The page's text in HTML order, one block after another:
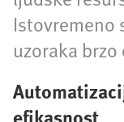
Istovremeno
uzoraka